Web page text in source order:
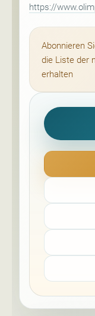
https://
Abonnieren
die Liste der
erhalten